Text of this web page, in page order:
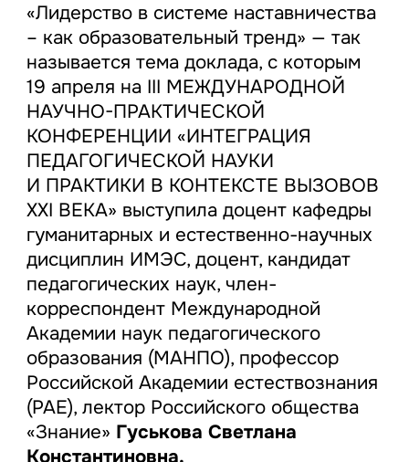
«Лидерство в системе наставничества
– как образовательный тренд» — так
называется тема доклада, с которым
19 апреля на III МЕЖДУНАРОДНОЙ
НАУЧНО-ПРАКТИЧЕСКОЙ
КОНФЕРЕНЦИИ «ИНТЕГРАЦИЯ
ПЕДАГОГИЧЕСКОЙ НАУКИ
И ПРАКТИКИ В КОНТЕКСТЕ ВЫЗОВОВ
XXI ВЕКА» выступила доцент кафедры
гуманитарных и естественно-научных
дисциплин ИМЭС, доцент, кандидат
педагогических наук, член-
корреспондент Международной
Академии наук педагогического
образования (МАНПО), профессор
Российской Академии естествознания
(РАЕ), лектор Российского общества
«Знание» Гуськова Светлана
Константиновна.